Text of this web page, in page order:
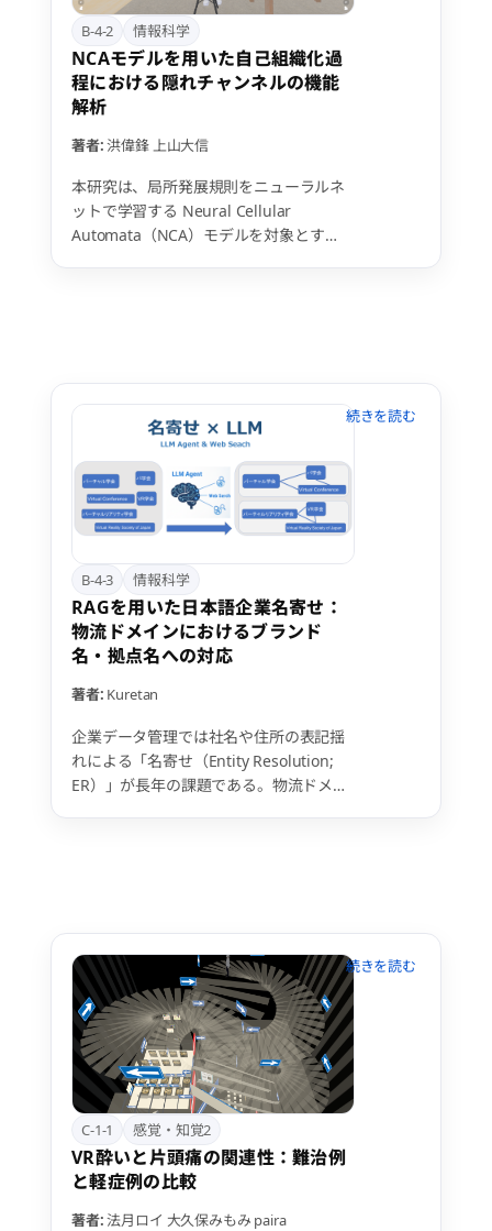
コン（現、富岳NEXT）開発のための事前
技術調査研究（次世代計算基盤に係る調
査研究）が行われた。本発表では主にこ
の調査研究の報告資料を基にスパコン、
特にアクセラレータの設計開発の動向に
ついて解説と考察を紹介する。
B-4-2 情報科学
NCAモデルを用いた自己組織化過
程における隠れチャンネルの機能
解析
著者:洪偉鋒 上山大信
本研究は、局所発展規則をニューラルネ
ットで学習する Neural Cellular
Automata（NCA）モデルを対象とす
方、学習に有用とされる隠れチャンネル
の機能は未解明である。そこで隠れチャ
ンネルをエピジェネティクスに相当する
情報担体と捉え、成長過程の動態解析に
より役割を明らかにする。得られる知見
は、パターン成長の安定化とNCAモデル
の学習機構理解に資すると考えている。
B-4-3 情報科学
RAGを用いた日本語企業名寄せ：
物流ドメインにおけるブランド
名・拠点名への対応
著者: Kuretan
企業データ管理では社名や住所の表記揺
れによる「名寄せ（Entity Resolution;
ER）」が長年の課題である。物流ドメイ
Generation）を用いた外部参照型LLMエ
ージェントを設計・実装し、Web検索の
証拠に基づいてエイリアスを候補企業へ
紐づける。性能の異なる2種類の
LLM（gpt-5 / gpt-5-nano）を比較した
ところ、検索クエリ生成・証拠評価・最
終判定の各段階で差が見られ、より高性
能なモデルはより妥当な判断を下せた。
実運用では、モデル選択と社内データの
活用が精度改善の鍵となる。
C-1-1 感覚・知覚2
VR酔いと片頭痛の関連性：難治例
と軽症例の比較
著者:法月ロイ 大久保みもみ paira